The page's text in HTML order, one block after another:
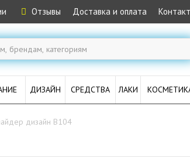
Отзывы Доставка и оплата
ДИЗАЙН СРЕДСТВА ЛАКИ
дизайн B104